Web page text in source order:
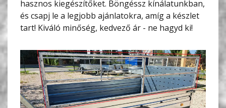
hasznos kiegészítőket. Böngéssz kínálatunkban,
és csapj le a legjobb ajánlatokra, amíg a készlet
tart! Kiváló minőség, kedvező ár - ne hagyd ki!